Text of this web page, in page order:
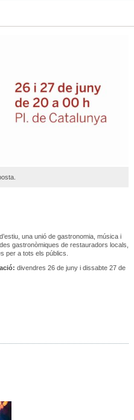
una unió de gastronomia, música i
gastronòmiques de restauradors locals,
per a tots els públics.
divendres 26 de juny i dissabte 27 de